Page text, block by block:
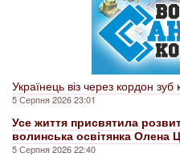
Українець віз через кордон зуб
5 Серпня 2026 23:01
Усе життя присвятила
волинська освітянка Олена
5 Серпня 2026 22:40